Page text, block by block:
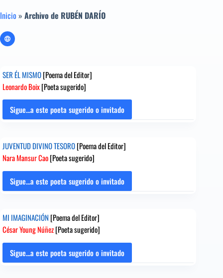
Inicio » Archivo de RUBÉN DARÍO
SER ÉL MISMO[Poema del Editor]
Leonardo Boix[Poeta sugerido]
Sigue...a este poeta sugerido o invitado
SER
[Poema
del
Editor]
Leonardo
Boix
sugerido]
JUVENTUD DIVINO TESORO[Poema del Editor]
Nara Mansur Cao[Poeta sugerido]
Sigue...a este poeta sugerido o invitado
JUVENTUD
[Poema
del
Editor]
Nara
Mansur
MI IMAGINACIÓN [Poema del Editor]
César Young Núñez[Poeta sugerido]
Sigue...a este poeta sugerido o invitado
MI